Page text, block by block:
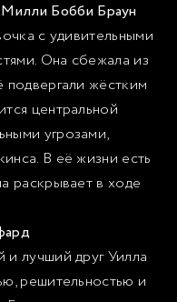
Бобби Браун
с удивительными
Она сбежала из
подвергали жёстким
центральной
угрозами,
В её жизни есть
раскрывает в ходе
лучший друг Уилла
решительностью и